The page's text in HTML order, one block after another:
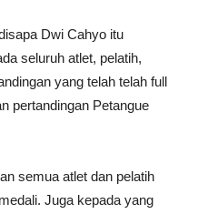
Dwi Cahyo itu
seluruh atlet, pelatih,
yang telah telah full
pertandingan Petangue
semua atlet dan pelatih
Juga kepada yang